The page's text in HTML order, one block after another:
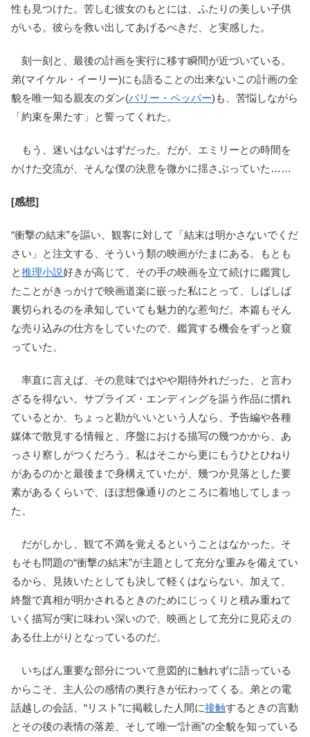
性も見つけた。苦しむ彼女のもとには、ふたりの美しい子供
がいる。彼らを救い出してあげるべきだ、と実感した。
刻一刻と、最後の計画を実行に移す瞬間が近づいている。
弟(マイケル・イーリー)にも語ることの出来ないこの計画の全
貌を唯一知る親友のダン(バリー・ペッパー)も、苦悩しながら
「約束を果たす」と誓ってくれた。
もう、迷いはないはずだった。だが、エミリーとの時間を
かけた交流が、そんな僕の決意を微かに揺さぶっていた……
[感想]
“衝撃の結末”を謳い、観客に対して「結末は明かさないでくだ
さい」と注文する、そういう類の映画がたまにある。もとも
と推理小説好きが高じて、その手の映画を立て続けに鑑賞し
たことがきっかけで映画道楽に嵌った私にとって、しばしば
裏切られるのを承知していても魅力的な惹句だ。本篇もそん
な売り込みの仕方をしていたので、鑑賞する機会をずっと窺
っていた。
率直に言えば、その意味ではやや期待外れだった、と言わ
ざるを得ない。サプライズ・エンディングを謳う作品に慣れ
ているとか、ちょっと勘がいいという人なら、予告編や各種
媒体で散見する情報と、序盤における描写の幾つかから、あ
っさり察しがつくだろう。私はそこから更にもうひとひねり
があるのかと最後まで身構えていたが、幾つか見落とした要
素があるくらいで、ほぼ想像通りのところに着地してしまっ
た。
だがしかし、観て不満を覚えるということはなかった。そ
もそも問題の“衝撃の結末”が主題として充分な重みを備えてい
るから、見抜いたとしても決して軽くはならない。加えて、
終盤で真相が明かされるときのためにじっくりと積み重ねて
いく描写が実に味わい深いので、映画として充分に見応えの
ある仕上がりとなっているのだ。
いちばん重要な部分について意図的に触れずに語っている
からこそ、主人公の感情の奥行きが伝わってくる。弟との電
話越しの会話、“リスト”に掲載した人間に接触するときの言動
とその後の表情の落差、そして唯一“計画”の全貌を知っている